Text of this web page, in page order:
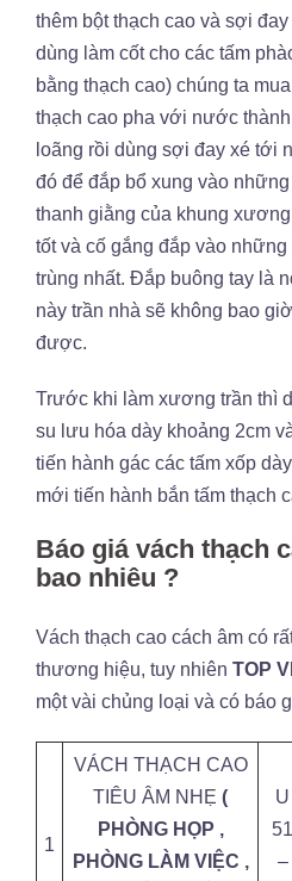
thêm bột thạch cao và sợi
dùng làm cốt cho các tấm
bằng thạch cao) chúng ta
thạch cao pha với nước
loãng rồi dùng sợi đay xé tới
đó để đắp bổ xung vào
thanh giằng của khung
tốt và cố gắng đắp vào
trùng nhất. Đắp buông tay là
này trần nhà sẽ không bao
được.
Trước khi làm xương trần thì
su lưu hóa dày khoảng 2cm
tiến hành gác các tấm xốp
mới tiến hành bắn tấm thạch
Báo giá vách thạch
bao nhiêu ?
Vách thạch cao cách âm có
thương hiệu, tuy nhiên TOP
một vài chủng loại và có báo
1
VÁCH THẠCH CAO
TIÊU ÂM NHẸ (
PHÒNG HỌP ,
PHÒNG LÀM VIỆC ,
U
51
–